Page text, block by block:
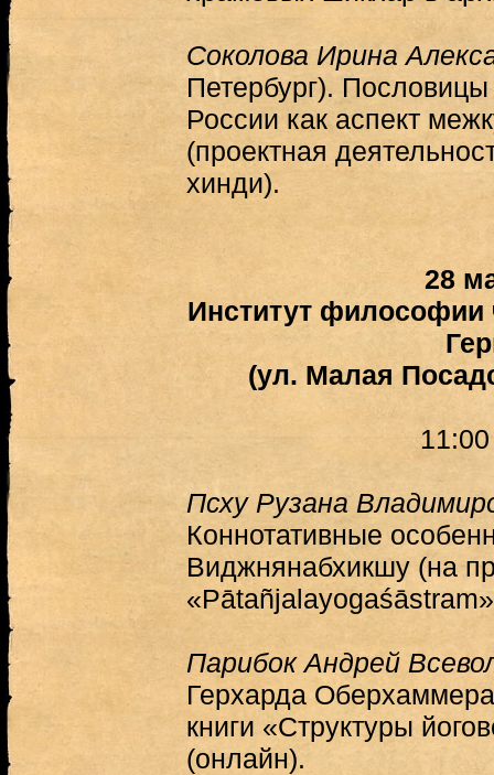
Соколова Ирина
Петербург).
России как аспект
(проектная
хинди).
28
Институт
(ул. Малая
Псху Рузана
Коннотативные
Виджнянабхикшу (на
Парибок Андрей
Герхарда
книги «Структуры
(онлайн).